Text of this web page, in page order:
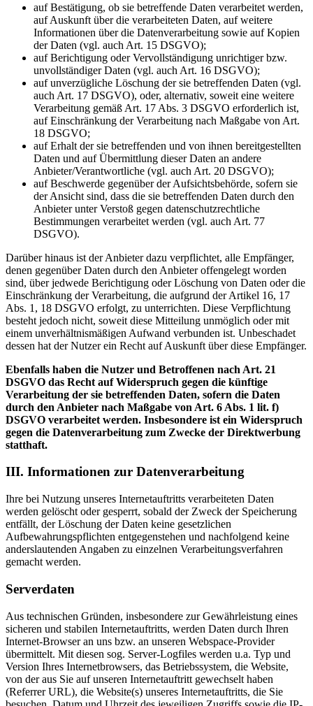
auf Bestätigung, ob sie betreffende Daten verarbeitet werden,
auf Auskunft über die verarbeiteten Daten, auf weitere
Informationen über die Datenverarbeitung sowie auf Kopien
der Daten (vgl. auch Art. 15 DSGVO);
auf Berichtigung oder Vervollständigung unrichtiger bzw.
unvollständiger Daten (vgl. auch Art. 16 DSGVO);
auf unverzügliche Löschung der sie betreffenden Daten (vgl.
auch Art. 17 DSGVO), oder, alternativ, soweit eine weitere
Verarbeitung gemäß Art. 17 Abs. 3 DSGVO erforderlich ist,
auf Einschränkung der Verarbeitung nach Maßgabe von Art.
18 DSGVO;
auf Erhalt der sie betreffenden und von ihnen bereitgestellten
Daten und auf Übermittlung dieser Daten an andere
Anbieter/Verantwortliche (vgl. auch Art. 20 DSGVO);
auf Beschwerde gegenüber der Aufsichtsbehörde, sofern sie
der Ansicht sind, dass die sie betreffenden Daten durch den
Anbieter unter Verstoß gegen datenschutzrechtliche
Bestimmungen verarbeitet werden (vgl. auch Art. 77
DSGVO).
Darüber hinaus ist der Anbieter dazu verpflichtet, alle Empfänger,
denen gegenüber Daten durch den Anbieter offengelegt worden
sind, über jedwede Berichtigung oder Löschung von Daten oder die
Einschränkung der Verarbeitung, die aufgrund der Artikel 16, 17
Abs. 1, 18 DSGVO erfolgt, zu unterrichten. Diese Verpflichtung
besteht jedoch nicht, soweit diese Mitteilung unmöglich oder mit
einem unverhältnismäßigen Aufwand verbunden ist. Unbeschadet
dessen hat der Nutzer ein Recht auf Auskunft über diese Empfänger.
Ebenfalls haben die Nutzer und Betroffenen nach Art. 21
DSGVO das Recht auf Widerspruch gegen die künftige
Verarbeitung der sie betreffenden Daten, sofern die Daten
durch den Anbieter nach Maßgabe von Art. 6 Abs. 1 lit. f)
DSGVO verarbeitet werden. Insbesondere ist ein Widerspruch
gegen die Datenverarbeitung zum Zwecke der Direktwerbung
statthaft.
III. Informationen zur Datenverarbeitung
Ihre bei Nutzung unseres Internetauftritts verarbeiteten Daten
werden gelöscht oder gesperrt, sobald der Zweck der Speicherung
entfällt, der Löschung der Daten keine gesetzlichen
Aufbewahrungspflichten entgegenstehen und nachfolgend keine
anderslautenden Angaben zu einzelnen Verarbeitungsverfahren
gemacht werden.
Serverdaten
Aus technischen Gründen, insbesondere zur Gewährleistung eines
sicheren und stabilen Internetauftritts, werden Daten durch Ihren
Internet-Browser an uns bzw. an unseren Webspace-Provider
übermittelt. Mit diesen sog. Server-Logfiles werden u.a. Typ und
Version Ihres Internetbrowsers, das Betriebssystem, die Website,
von der aus Sie auf unseren Internetauftritt gewechselt haben
(Referrer URL), die Website(s) unseres Internetauftritts, die Sie